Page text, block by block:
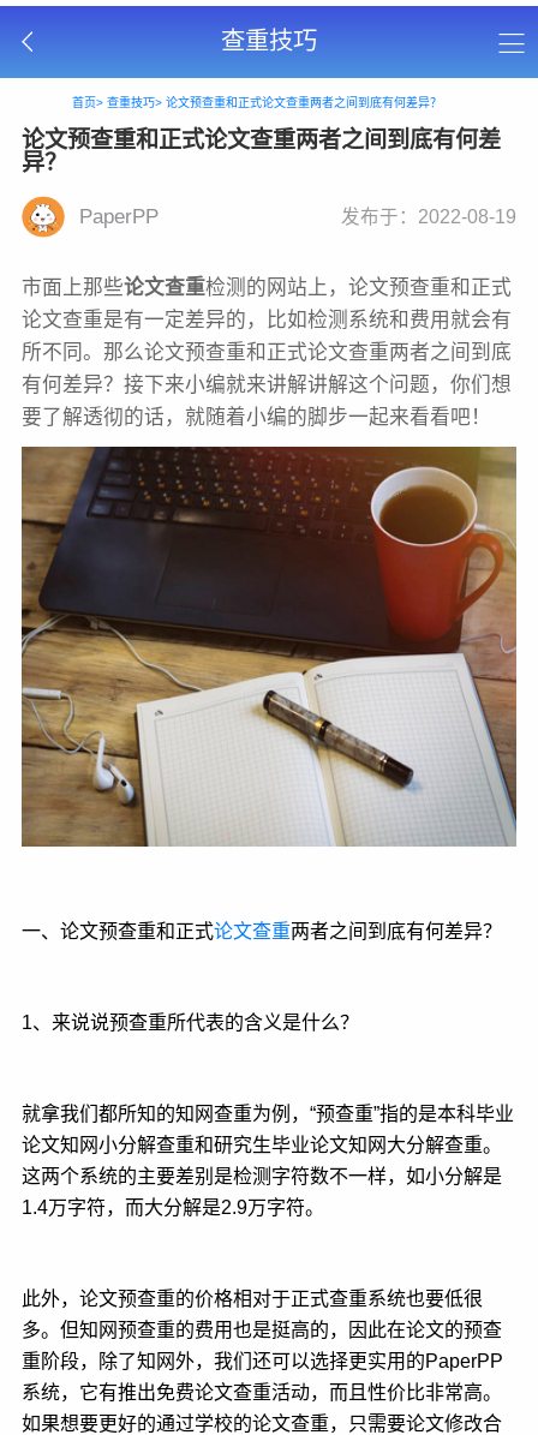
查重技巧
首页> 查重技巧> 论文预查重和正式论文查重两者之间到底有何差异？
论文预查重和正式论文查重两者之间到底有何差
异？
PaperPP 发布于：2022-08-19
市面上那些论文查重检测的网站上，论文预查重和正式
论文查重是有一定差异的，比如检测系统和费用就会有
所不同。那么论文预查重和正式论文查重两者之间到底
有何差异？接下来小编就来讲解讲解这个问题，你们想
要了解透彻的话，就随着小编的脚步一起来看看吧！
一、论文预查重和正式论文查重两者之间到底有何差异？
1、来说说预查重所代表的含义是什么？
就拿我们都所知的知网查重为例，“预查重”指的是本科毕业
论文知网小分解查重和研究生毕业论文知网大分解查重。
这两个系统的主要差别是检测字符数不一样，如小分解是
1.4万字符，而大分解是2.9万字符。
此外，论文预查重的价格相对于正式查重系统也要低很
多。但知网预查重的费用也是挺高的，因此在论文的预查
重阶段，除了知网外，我们还可以选择更实用的PaperPP
系统，它有推出免费论文查重活动，而且性价比非常高。
如果想要更好的通过学校的论文查重，只需要论文修改合